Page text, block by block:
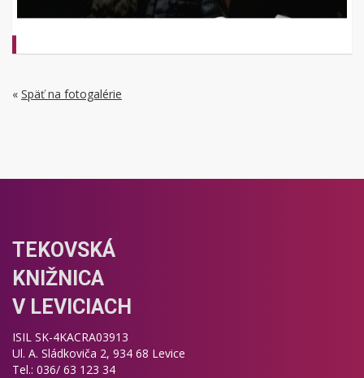
« Späť na fotogalérie
TEKOVSKÁ
KNIŽNICA
V LEVICIACH
ISIL SK-4KACRA03913
Ul. A. Sládkoviča 2, 934 68 Levice
Tel.: 036/ 63 123 34